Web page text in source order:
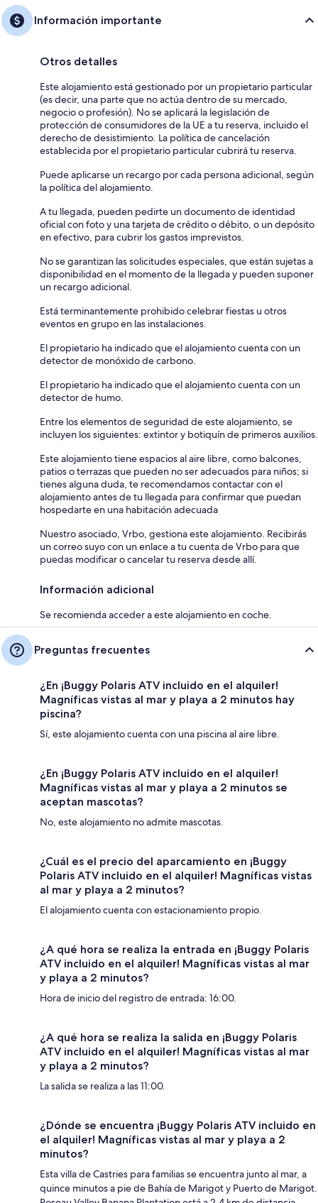
Información importante
Otros detalles
Este alojamiento está gestionado por un propietario particular
(es decir, una parte que no actúa dentro de su mercado,
negocio o profesión). No se aplicará la legislación de
protección de consumidores de la UE a tu reserva, incluido el
derecho de desistimiento. La política de cancelación
establecida por el propietario particular cubrirá tu reserva.
Puede aplicarse un recargo por cada persona adicional, según
la política del alojamiento.
A tu llegada, pueden pedirte un documento de identidad
oficial con foto y una tarjeta de crédito o débito, o un depósito
en efectivo, para cubrir los gastos imprevistos.
No se garantizan las solicitudes especiales, que están sujetas a
disponibilidad en el momento de la llegada y pueden suponer
un recargo adicional.
Está terminantemente prohibido celebrar fiestas u otros
eventos en grupo en las instalaciones.
El propietario ha indicado que el alojamiento cuenta con un
detector de monóxido de carbono.
El propietario ha indicado que el alojamiento cuenta con un
detector de humo.
Entre los elementos de seguridad de este alojamiento, se
incluyen los siguientes: extintor y botiquín de primeros auxilios.
Este alojamiento tiene espacios al aire libre, como balcones,
patios o terrazas que pueden no ser adecuados para niños; si
tienes alguna duda, te recomendamos contactar con el
alojamiento antes de tu llegada para confirmar que puedan
hospedarte en una habitación adecuada
Nuestro asociado, Vrbo, gestiona este alojamiento. Recibirás
un correo suyo con un enlace a tu cuenta de Vrbo para que
puedas modificar o cancelar tu reserva desde allí.
Información adicional
Se recomienda acceder a este alojamiento en coche.
Preguntas frecuentes
¿En ¡Buggy Polaris ATV incluido en el alquiler!
Magníficas vistas al mar y playa a 2 minutos hay
piscina?
Sí, este alojamiento cuenta con una piscina al aire libre.
¿En ¡Buggy Polaris ATV incluido en el alquiler!
Magníficas vistas al mar y playa a 2 minutos se
aceptan mascotas?
No, este alojamiento no admite mascotas.
¿Cuál es el precio del aparcamiento en ¡Buggy
Polaris ATV incluido en el alquiler! Magníficas vistas
al mar y playa a 2 minutos?
El alojamiento cuenta con estacionamiento propio.
¿A qué hora se realiza la entrada en ¡Buggy Polaris
ATV incluido en el alquiler! Magníficas vistas al mar
y playa a 2 minutos?
Hora de inicio del registro de entrada: 16:00.
¿A qué hora se realiza la salida en ¡Buggy Polaris
ATV incluido en el alquiler! Magníficas vistas al mar
y playa a 2 minutos?
La salida se realiza a las 11:00.
¿Dónde se encuentra ¡Buggy Polaris ATV incluido en
el alquiler! Magníficas vistas al mar y playa a 2
minutos?
Esta villa de Castries para familias se encuentra junto al mar, a
quince minutos a pie de Bahía de Marigot y Puerto de Marigot.